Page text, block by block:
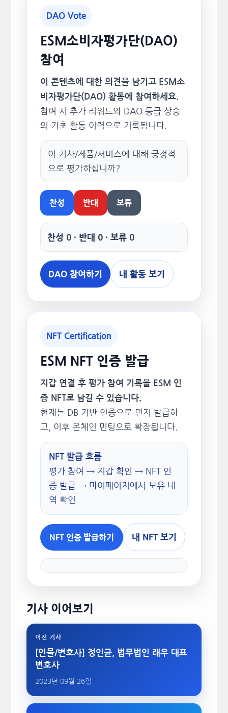
DAO Vote
ESM소비자평가단(DAO)
참여
이 콘텐츠에 대한 의견을 남기고 ESM소
비자평가단(DAO) 활동에 참여하세요.
참여 시 추가 리워드와 DAO 등급 상승
의 기초 활동 이력으로 기록됩니다.
이 기사/제품/서비스에 대해 긍정적
으로 평가하십니까?
찬성 반대 보류
찬성 0 · 반대 0 · 보류 0
DAO 참여하기 내 활동 보기
NFT Certification
ESM NFT 인증 발급
지갑 연결 후 평가 참여 기록을 ESM 인
증 NFT로 남길 수 있습니다.
현재는 DB 기반 인증으로 먼저 발급하
고, 이후 온체인 민팅으로 확장됩니다.
NFT 발급 흐름
평가 참여 → 지갑 확인 → NFT 인
증 발급 → 마이페이지에서 보유 내
역 확인
NFT 인증 발급하기 내 NFT 보기
기사 이어보기
이전 기사
[인물/변호사] 정인균, 법무법인 래우 대표
변호사
2023년 09월 26일